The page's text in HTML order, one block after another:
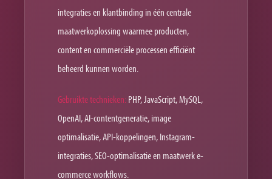
integraties en klantbinding in één centrale
maatwerkoplossing waarmee producten,
content en commerciële processen efficiënt
beheerd kunnen worden.
Gebruikte technieken:PHP, JavaScript, MySQL,
OpenAI, AI-contentgeneratie, image
optimalisatie, API-koppelingen, Instagram-
integraties, SEO-optimalisatie en maatwerk e-
commerce workflows.